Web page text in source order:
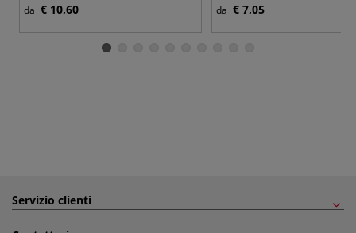
da € 10,60 da € 7,05
Servizio clienti